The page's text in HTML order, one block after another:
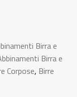
Birra e
Birra e
Corpose, Birre